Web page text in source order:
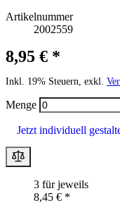
Artikelnummer
2002559
8,95 € *
Inkl. 19% Steuern, exkl.
Menge
Jetzt individuell
3 für jeweils
8,45 € *